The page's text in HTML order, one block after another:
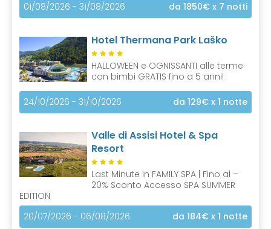
01/08/2026 - 31/08/2026 da 1850€ x 7 notti
Hotel Thermana Park Laško
HALLOWEEN e OGNISSANTI alle terme
con bimbi GRATIS fino a 5 anni!
24/10/2026 - 31/10/2026 da 129€ x 1 notte
Valle di Assisi Hotel & Spa
Resort
Last Minute in FAMILY SPA | Fino al –
20% Sconto Accesso SPA SUMMER
EDITION
20/07/2026 - 06/08/2026
da 184€ x 1 notte